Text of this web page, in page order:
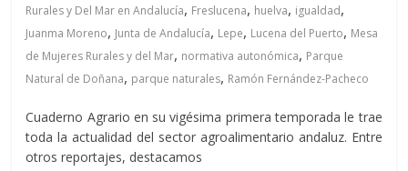
Rurales y Del Mar en Andalucía, Freslucena, huelva, igualdad,
Juanma Moreno, Junta de Andalucía, Lepe, Lucena del Puerto, Mesa
de Mujeres Rurales y del Mar, normativa autonómica, Parque
Natural de Doñana, parque naturales, Ramón Fernández-Pacheco
Cuaderno Agrario en su vigésima primera temporada le trae
toda la actualidad del sector agroalimentario andaluz. Entre
otros reportajes, destacamos